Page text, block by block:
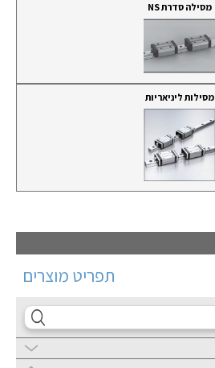
תפריט מוצרים
מסילה סדרת NS
מסילות ליניאריות